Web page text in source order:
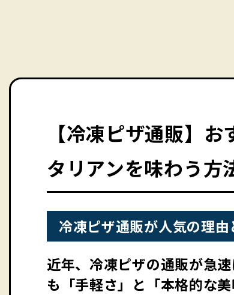
【冷凍ピザ通販】
タリアンを味わう方
冷凍ピザ通販が人気の理由
近年、冷凍ピザの通販が急
も「手軽さ」と「本格的な美